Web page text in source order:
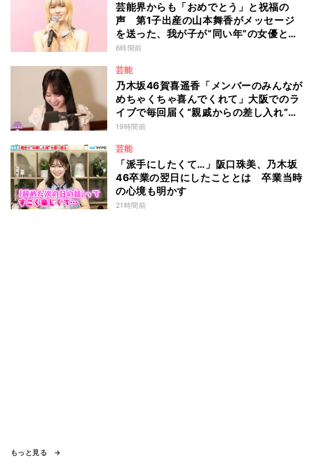
芸能界からも「おめでとう」と祝福の
声 第1子出産の山本舞香がメッセージ
を送った、我が子が“同い年”の女優と
は 今月1日には2年在籍した所属事務所
改めて考えながら…」
6時間前
芸能
乃木坂46賀喜遥香「メンバーのみんなが
めちゃくちゃ喜んでくれて」大阪でのラ
イブで毎回届く“親戚からの差し入れ”と
は？
19時間前
芸能
「派手にしたくて…」阪口珠美、乃木坂
46卒業の翌日にしたこととは 卒業当時
の心境も明かす
21時間前
もっと見る